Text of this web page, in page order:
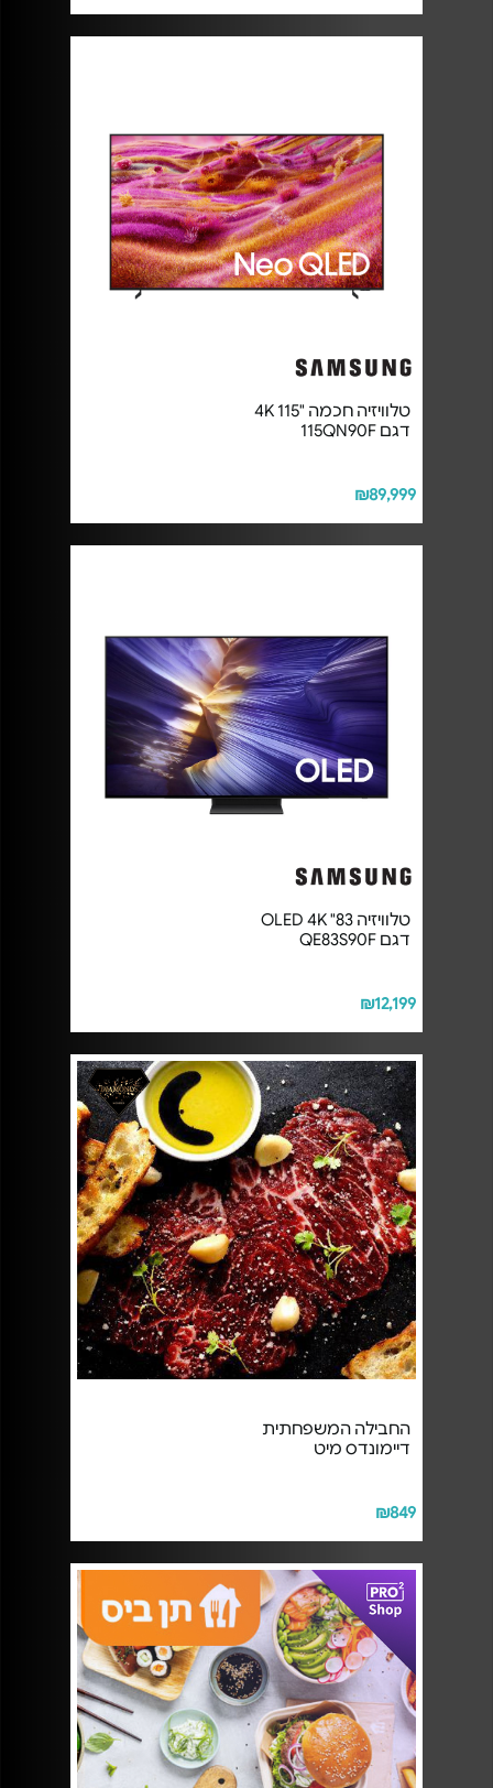
טלוויזיה חכמה "115 4K
דגם 115QN90F
₪89,999
טלוויזיה OLED 4K "83
דגם QE83S90F
₪12,199
החבילה המשפחתית
דיימונדס מיט
₪849